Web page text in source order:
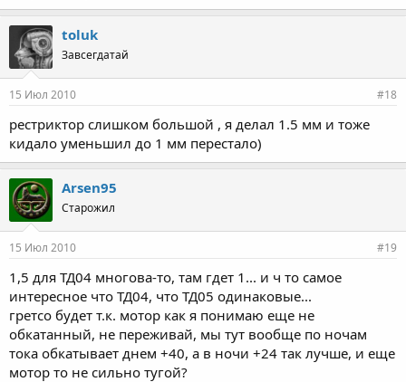
toluk
Завсегдатай
15 Июл 2010 #18
рестриктор слишком большой , я делал 1.5 мм и тоже
кидало уменьшил до 1 мм перестало)
Arsen95
Старожил
15 Июл 2010 #19
1,5 для ТД04 многова-то, там гдет 1... и ч то самое
интересное что ТД04, что ТД05 одинаковые...
гретсо будет т.к. мотор как я понимаю еще не
обкатанный, не переживай, мы тут вообще по ночам
тока обкатывает днем +40, а в ночи +24 так лучше, и еще
мотор то не сильно тугой?